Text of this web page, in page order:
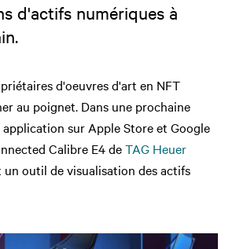
d'actifs numériques à
d'oeuvres d'art en NFT
au poignet. Dans une prochaine
application sur Apple Store et Google
Calibre E4 deTAG Heuer
un outil de visualisation des actifs